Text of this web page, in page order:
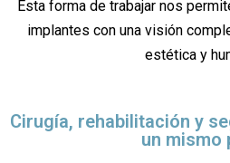
Esta forma de trabajar nos
implantes con una visión
estética y
Cirugía, rehabilitación y
un mismo